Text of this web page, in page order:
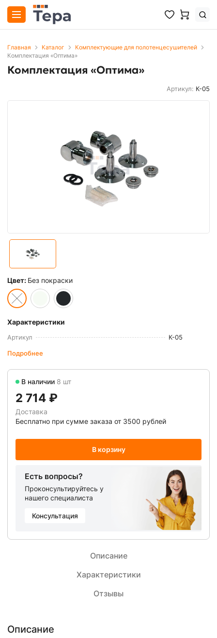
Главная Каталог
Комплектующие для полотенцесушителей
Комплектация «Оптима»
Комплектация «Оптима»
Артикул: К-05
Цвет: Без покраски
Характеристики
Артикул К-05
Подробнее
В наличии 8 шт
2 714 ₽
Доставка
Бесплатно при сумме заказа от 3500 рублей
В корзину
Есть вопросы?
Проконсультируйтесь у
нашего специалиста
Консультация
Описание
Характеристики
Отзывы
Описание